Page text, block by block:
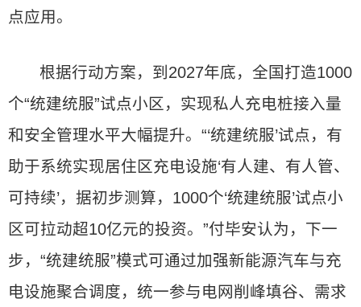
点应用。
根据行动方案，到2027年底，全国打造1000
个“统建统服”试点小区，实现私人充电桩接入量
和安全管理水平大幅提升。“‘统建统服’试点，有
助于系统实现居住区充电设施‘有人建、有人管、
可持续’，据初步测算，1000个‘统建统服’试点小
区可拉动超10亿元的投资。”付毕安认为，下一
步，“统建统服”模式可通过加强新能源汽车与充
电设施聚合调度，统一参与电网削峰填谷、需求